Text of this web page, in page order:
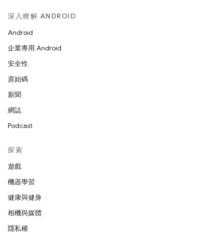
深入瞭解 ANDROID
Android
企業專用 Android
安全性
原始碼
新聞
網誌
Podcast
探索
遊戲
機器學習
健康與健身
相機與媒體
隱私權